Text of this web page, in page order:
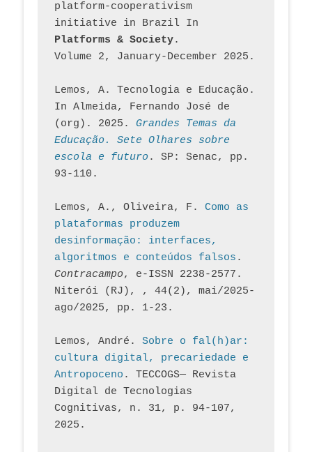
platform-cooperativism
initiative in Brazil In
Platforms & Society.
Volume 2, January-December 2025.
Lemos, A. Tecnologia e Educação.
In Almeida, Fernando José de
(org). 2025. Grandes Temas da
Educação. Sete Olhares sobre
escola e futuro. SP: Senac, pp.
93-110.
Lemos, A., Oliveira, F. Como as
plataformas produzem
desinformação: interfaces,
algoritmos e conteúdos falsos
Contracampo, e-ISSN 2238-2577.
Niterói (RJ), , 44(2), mai/2025-
ago/2025, pp. 1-23.
Lemos, André. Sobre o fal(h)ar:
cultura digital, precariedade e
Antropoceno . TECCOGS— Revista
Digital de Tecnologias
Cognitivas, n. 31, p. 94-107,
2025.